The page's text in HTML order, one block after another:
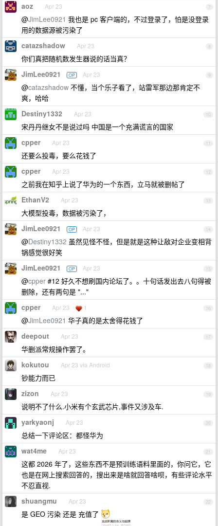
7
aoz Apr 23
@JimLee0921 我也是 pc 客户端的，不过登录了，怕是没登录
用的数据源被污染了
8
catazshadow Apr 23
你们真把随机数发生器说的话当真？
9
JimLee0921 OP Apr 23
@catazshadow 不懂，当个乐子看了，站雷军那边那肯定不
爽，哈哈
10
Destiny1332 Apr 23
宋丹丹继女不是说过吗 中国是一个充满谎言的国家
11
cpper Apr 23
还要么投毒，要么花钱了
12
cpper Apr 23
之前我在知乎上说了华为的一个东西，立马就被删帖了
13
EthanV2 Apr 23
大模型投毒，数据被污染了，
14
JimLee0921 OP Apr 23
@Destiny1332 虽然见怪不怪，但是就是这种让敌对企业变相背
锅感觉很好笑
15
JimLee0921 OP Apr 23
@cpper #12 好久不想刷国内论坛了。。十句话发出去八句得被
删除，还有两句是 "..."
16
cpper Apr 23 1
@JimLee0921 华子真的是太舍得花钱了
17
deepout Apr 23
华删派常规操作罢了。
18
kokutou Apr 23 via Android
钞能力而已
19
zizon Apr 23
说明不了什么.小米有个玄武芯片,事件又涉及车.
20
yarkyaonj Apr 23
总结一下评论区：都怪华为
21
wat4me Apr 23
这都 2026 年了，这些东西不是预训练语料里面的，你问它，它
也是在网上搜索回答的，搜出来是啥就回答啥呗，有些评论水平
不忍直视.
22
shuangmu Apr 23
是 GEO 污染 还是 充值了